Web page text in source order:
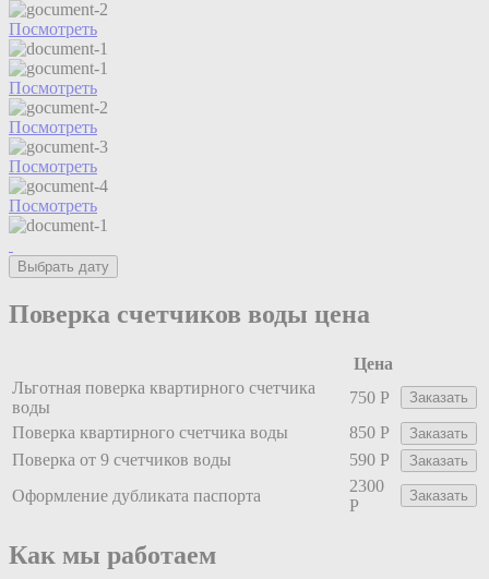
Посмотреть
Посмотреть
Посмотреть
Посмотреть
Посмотреть
Выбрать дату
Поверка счетчиков воды цена
Цена
Льготная поверка квартирного счетчика
воды
750 Р Заказать
Поверка квартирного счетчика воды 850 Р Заказать
Поверка от 9 счетчиков воды 590 Р Заказать
Оформление дубликата паспорта
2300
Р
Заказать
Как мы работаем